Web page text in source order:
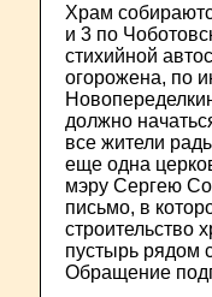
Храм
и 3 по
стихийной
огорожена, по
должно
все жители
еще одна
мэру Сергею
письмо, в
строительство
пустырь рядом
Обращение